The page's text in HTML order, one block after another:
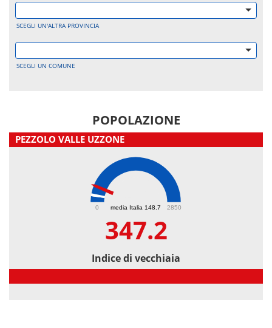
SCEGLI UN'ALTRA PROVINCIA
SCEGLI UN COMUNE
POPOLAZIONE
PEZZOLO VALLE UZZONE
media Italia 148.7
0 2850
347.2
Indice di vecchiaia